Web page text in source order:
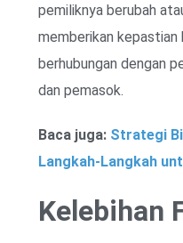
pemiliknya berubah
memberikan kepastian
berhubungan dengan
dan pemasok.
Baca juga: Strategi
Langkah-Langkah
Kelebihan